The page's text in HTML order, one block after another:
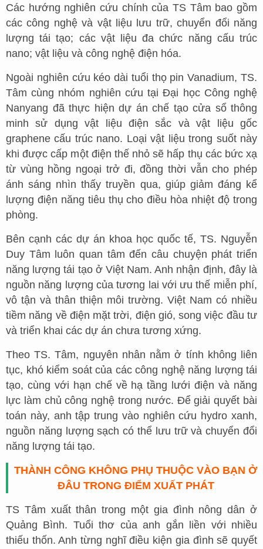
Các hướng nghiên cứu chính của TS Tâm bao gồm
các công nghệ và vật liệu lưu trữ, chuyển đổi năng
lượng tái tạo; các vật liệu đa chức năng cấu trúc
nano; vật liệu và công nghệ điện hóa.
Ngoài nghiên cứu kéo dài tuổi thọ pin Vanadium, TS.
Tâm cùng nhóm nghiên cứu tại Đại học Công nghệ
Nanyang đã thực hiện dự án chế tạo cửa sổ thông
minh sử dụng vật liệu điện sắc và vật liệu gốc
graphene cấu trúc nano. Loại vật liệu trong suốt này
khi được cấp một điện thế nhỏ sẽ hấp thụ các bức xạ
từ vùng hồng ngoại trở đi, đồng thời vẫn cho phép
ánh sáng nhìn thấy truyền qua, giúp giảm đáng kể
lượng điện năng tiêu thụ cho điều hòa nhiệt độ trong
phòng.
Bên cạnh các dự án khoa học quốc tế, TS. Nguyễn
Duy Tâm luôn quan tâm đến câu chuyện phát triển
năng lượng tái tạo ở Việt Nam. Anh nhận định, đây là
nguồn năng lượng của tương lai với ưu thế miễn phí,
vô tận và thân thiện môi trường. Việt Nam có nhiều
tiềm năng về điện mặt trời, điện gió, song việc đầu tư
và triển khai các dự án chưa tương xứng.
Theo TS. Tâm, nguyên nhân nằm ở tính không liên
tục, khó kiểm soát của các công nghệ năng lượng tái
tạo, cùng với hạn chế về hạ tầng lưới điện và năng
lực làm chủ công nghệ trong nước. Để giải quyết bài
toán này, anh tập trung vào nghiên cứu hydro xanh,
nguồn năng lượng sạch có thể lưu trữ và chuyển đổi
năng lượng tái tạo.
THÀNH CÔNG KHÔNG PHỤ THUỘC VÀO BẠN Ở
ĐÂU TRONG ĐIỂM XUẤT PHÁT
TS Tâm xuất thân trong một gia đình nông dân ở
Quảng Bình. Tuổi thơ của anh gắn liền với nhiều
thiếu thốn. Anh từng nghĩ điều kiện gia đình sẽ quyết